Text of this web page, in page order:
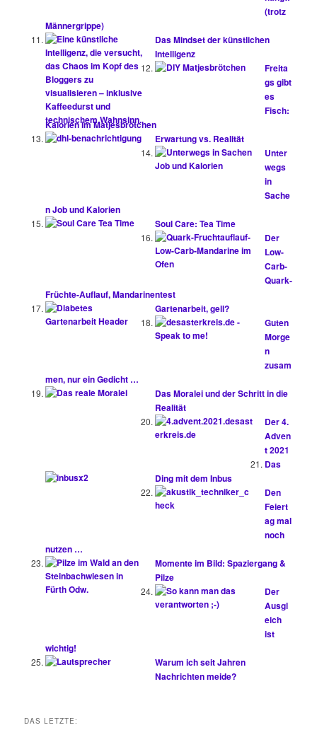
(trotz
Männergrippe)
Das Mindset der künstlichen
Intelligenz
Freita
gs gibt
es
Fisch:
Kalorien im Matjesbrötchen
Erwartung vs. Realität
Unter
wegs
in
Sache
n Job und Kalorien
Soul Care: Tea Time
Der
Low-
Carb-
Quark-
Früchte-Auflauf, Mandarinentest
Gartenarbeit, gell?
Guten
Morge
n
zusam
men, nur ein Gedicht …
Das Moralei und der Schritt in die
Realität
Der 4.
Adven
t 2021
Das
Ding mit dem Inbus
Den
Feiert
ag mal
noch
nutzen …
Momente im Bild: Spaziergang &
Pilze
Der
Ausgl
eich
ist
wichtig!
Warum ich seit Jahren
Nachrichten meide?
DAS LETZTE: